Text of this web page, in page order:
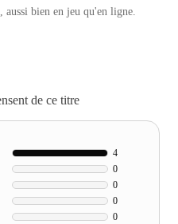
bien en jeu qu'en ligne.
de ce titre
0
0
0
0
4